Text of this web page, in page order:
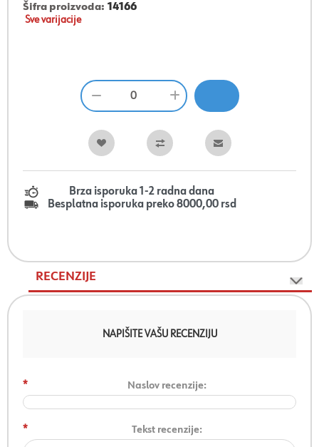
Šifra proizvoda: 14166
Sve varijacije
Brza isporuka 1-2 radna dana
Besplatna isporuka preko 8000,00 rsd
RECENZIJE
NAPIŠITE VAŠU RECENZIJU
Naslov recenzije:
*
Tekst recenzije:
*